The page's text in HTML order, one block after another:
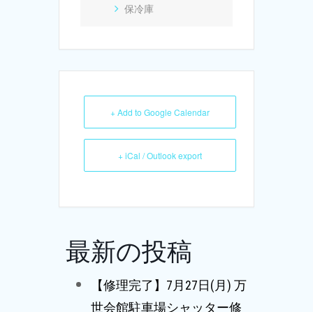
保冷庫
+ Add to Google Calendar
+ iCal / Outlook export
最新の投稿
【修理完了】7月27日(月) 万
世会館駐車場シャッター修